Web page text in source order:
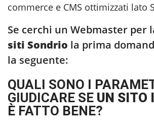
commerce e CMS ottimizzati lato
Se cerchi un Webmaster per
siti Sondrio la prima
la seguente:
QUALI SONO I
GIUDICARE SE UN SITO
È FATTO BENE?